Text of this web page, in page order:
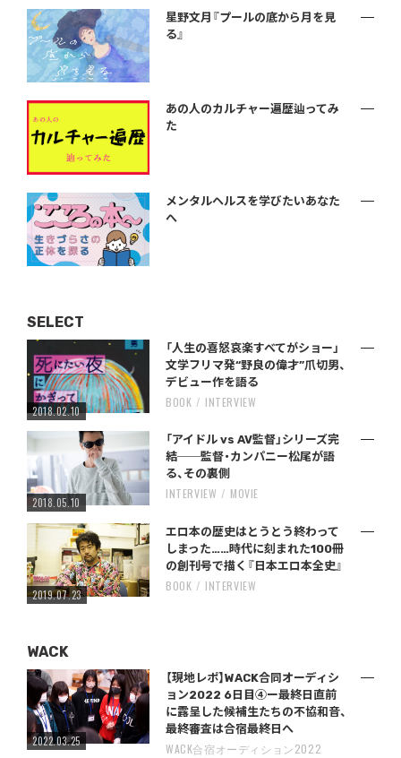
星野文月『プールの底から月を見
る』
あの人のカルチャー遍歴辿ってみ
た
メンタルヘルスを学びたいあなた
へ
SELECT
2018.02.10
「人生の喜怒哀楽すべてがショー」
文学フリマ発“野良の偉才”爪切男、
デビュー作を語る
BOOK INTERVIEW
2018.05.10
「アイドル vs AV監督」シリーズ完
結──監督・カンパニー松尾が語
る、その裏側
INTERVIEW MOVIE
2019.07.23
エロ本の歴史はとうとう終わって
しまった……時代に刻まれた100冊
の創刊号で描く『日本エロ本全史』
BOOK INTERVIEW
WACK
2022.03.25
【現地レポ】WACK合同オーディシ
ョン2022 6日目④ー最終日直前
に露呈した候補生たちの不協和音、
最終審査は合宿最終日へ
WACK合宿オーディション2022